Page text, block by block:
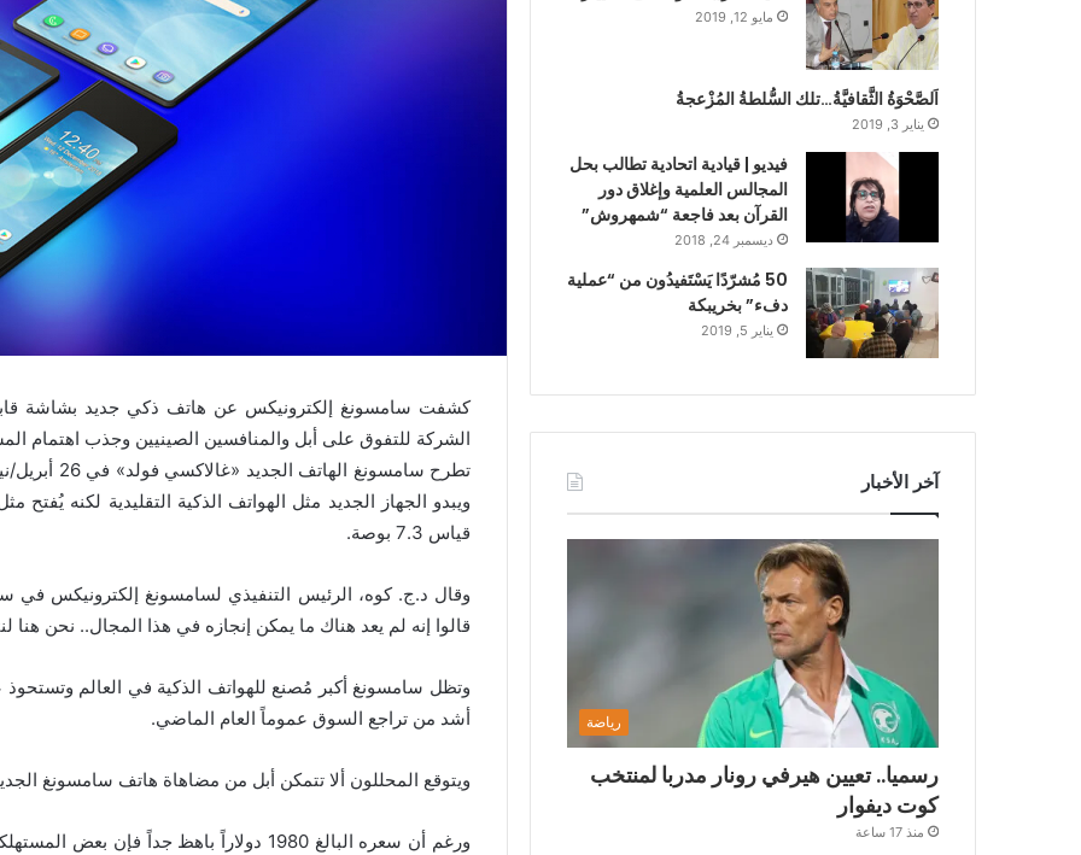
الشركة للتفوق على أبل والمنافسين الصينيين وجذب اهتمام
تطرح
ويبدو الجهاز الجديد مثل الهواتف الذكية التقليدية لكنه
قياس 7.3 بوصة.
وقال د.ج. كوه، الرئيس التنفيذي لسامسونغ إلكترونيكس في
قالوا إنه لم يعد هناك ما يمكن إنجازه في هذا المجال.. نحن هنا
وتظل سامسونغ أكبر مُصنع للهواتف الذكية في العالم
أشد من تراجع السوق عموماً العام الماضي.
ويتوقع المحللون ألا تتمكن أبل من مضاهاة هاتف سامسونغ
ورغم أن سعره البالغ 1980 دولاراً باهظ جداً
مايو 12, 2019
اَلصَّحْوَةُ الثَّقافيَّةُ…تلك السُّلطةُ المُزْعجةُ
يناير 3, 2019
فيديو | قيادية اتحادية تطالب بحل
المجالس العلمية وإغلاق دور
القرآن بعد فاجعة “شمهروش”
ديسمبر 24, 2018
50 مُشرّدًا يَسْتَفيدُون من “عملية
دفء” بخريبكة
يناير 5, 2019
آخر الأخبار
رياضة
رسميا.. تعيين هيرفي رونار مدربا لمنتخب
كوت ديفوار
منذ 17 ساعة